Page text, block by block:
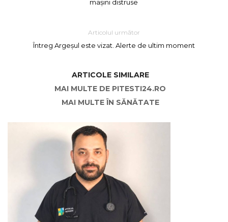
mașini distruse
Articolul următor
Întreg Argeșul este vizat. Alerte de ultim moment
ARTICOLE SIMILARE
MAI MULTE DE PITESTI24.RO
MAI MULTE ÎN SĂNĂTATE